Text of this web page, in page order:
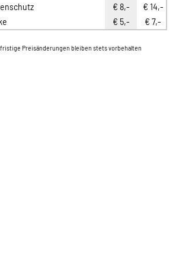
€ 8,- € 14,-
€ 5,- € 7,-
Preisänderungen bleiben stets vorbehalten